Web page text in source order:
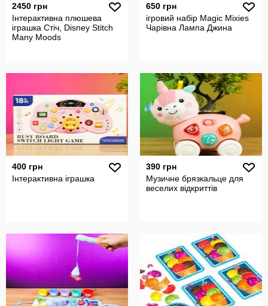
2450 грн
Інтерактивна плюшева
іграшка Стіч, Disney Stitch
Many Moods
650 грн
ігровий набір Magic Mixies
Чарівна Лампа Джина
400 грн
Iнтерактивна іграшка
390 грн
Музичне брязкальце для
веселих відкриттів